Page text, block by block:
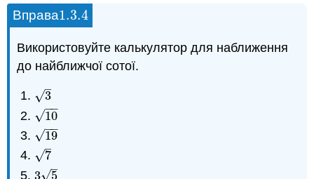
Вправа1.3.4
1.3.4
Використовуйте калькулятор для наближення
до найближчої сотої.
3
–
√
3
10
−−
√
10
19
−−
√
19
7
–
√
7
3 5
–
√
35